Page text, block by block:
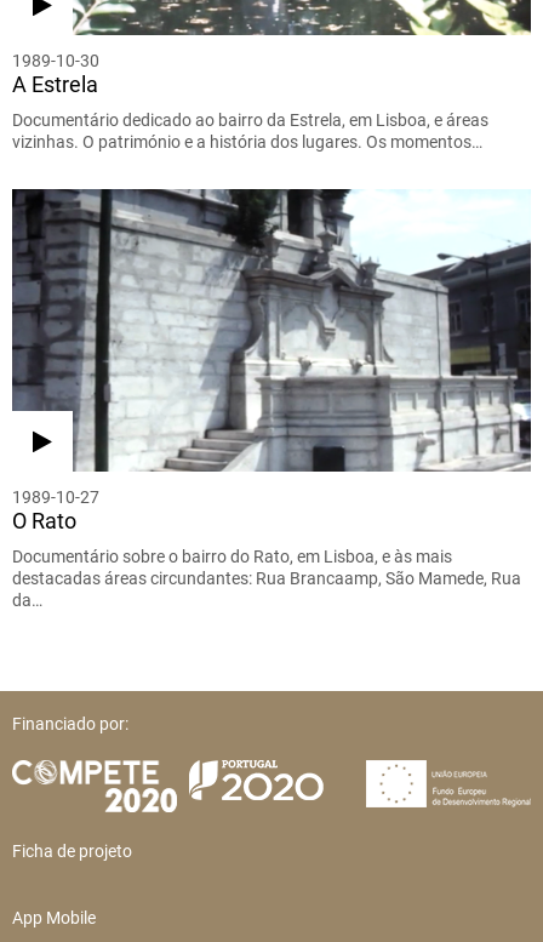
1989-10-30
A Estrela
Documentário dedicado ao bairro da Estrela, em Lisboa, e áreas
vizinhas. O património e a história dos lugares. Os momentos…
1989-10-27
O Rato
Documentário sobre o bairro do Rato, em Lisboa, e às mais
destacadas áreas circundantes: Rua Brancaamp, São Mamede, Rua
da…
Financiado por:
Ficha de projeto
App Mobile